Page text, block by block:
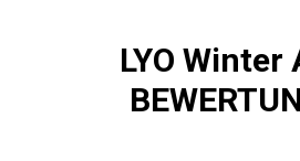
LYO Winter